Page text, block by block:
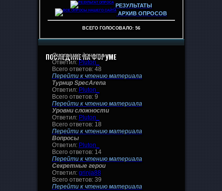
РЕЗУЛЬТАТЫ
АРХИВ ОПРОСОВ
ВСЕГО ГОЛОСОВАЛО: 56
ПОСЛЕДНИЕ НА ФОРУМЕ
Система доната
Ответил: Pluton_
Всего ответов: 48
Перейти к чтению материала
Турнир SpecArena
Ответил: Pluton_
Всего ответов: 9
Перейти к чтению материала
Уровни сложности
Ответил: Pluton_
Всего ответов: 18
Перейти к чтению материала
Вопросы
Ответил: Pluton_
Всего ответов: 14
Перейти к чтению материала
Секретные герои
Ответил: grinja88
Всего ответов: 39
Перейти к чтению материала